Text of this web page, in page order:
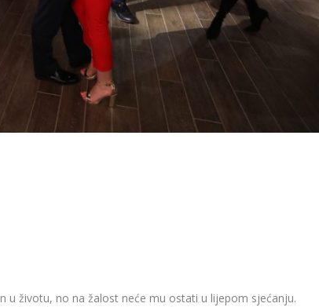
u životu, no na žalost neće mu ostati u lijepom sjećanju.